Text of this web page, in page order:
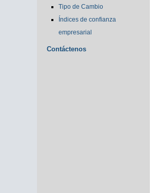
Tipo de Cambio
Índices de confianza
empresarial
Contáctenos